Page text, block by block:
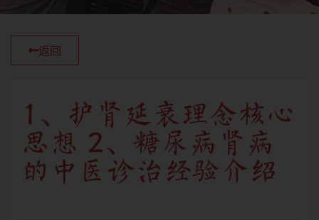
返回
1、护肾延衰理念核心
思想 2、糖尿病肾病
的中医诊治经验介绍